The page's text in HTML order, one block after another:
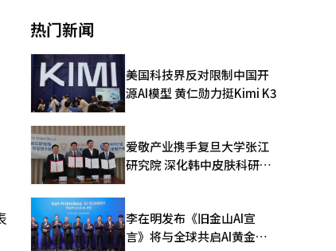
热门新闻
美国科技界反对限制中国开
源AI模型 黄仁勋力挺Kimi K3
爱敬产业携手复旦大学张江
研究院 深化韩中皮肤科研合
李在明发布《旧金山AI宣
言》将与全球共启AI黄金时